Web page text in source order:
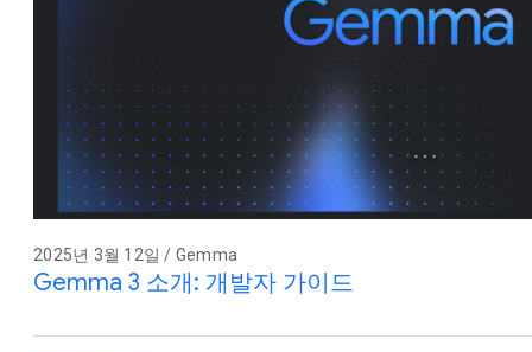
2025년 3월 12일 / Gemma
Gemma 3 소개: 개발자 가이드